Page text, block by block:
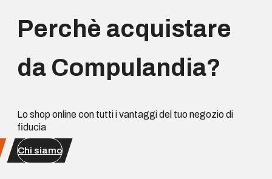
Perchè acquistare
da Compulandia?
Lo shop online con tutti i vantaggi del tuo negozio di
fiducia
Chi siamo